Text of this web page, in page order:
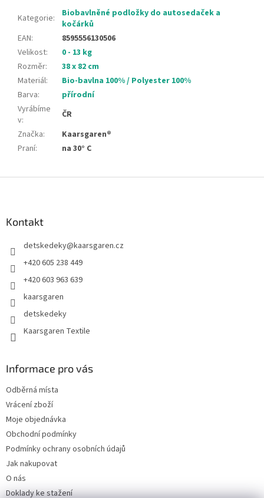
Kategorie:
Biobavlněné podložky do autosedaček a
kočárků
EAN:
8595556130506
Velikost:
0 - 13 kg
Rozměr:
38 x 82 cm
Materiál:
Bio-bavlna 100% / Polyester 100%
Barva:
přírodní
Vyrábíme
v:
ČR
Značka:
Kaarsgaren®
Praní: na 30° C
Kontakt
detskedeky@kaarsgaren.cz
+420 605 238 449
+420 603 963 639
kaarsgaren
detskedeky
Kaarsgaren Textile
Informace pro vás
Odběrná místa
Vrácení zboží
Moje objednávka
Obchodní podmínky
Podmínky ochrany osobních údajů
Jak nakupovat
O nás
Doklady ke stažení